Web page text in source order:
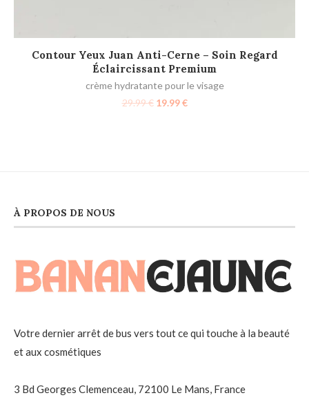
AJOUTER AU PANIER
Contour Yeux Juan Anti-Cerne – Soin Regard
Éclaircissant Premium
crème hydratante pour le visage
29.99€ 19.99€
À PROPOS DE NOUS
Votre dernier arrêt de bus vers tout ce qui touche à la beauté
et aux cosmétiques
3 Bd Georges Clemenceau, 72100 Le Mans, France